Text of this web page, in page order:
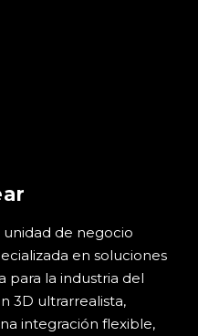
de negocio
en soluciones
para la industria del
3D ultrarrealista,
integración flexible,